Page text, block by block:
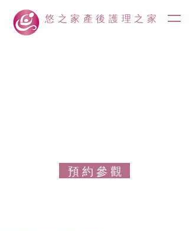
悠之家產後護理之家
預 約 參 觀